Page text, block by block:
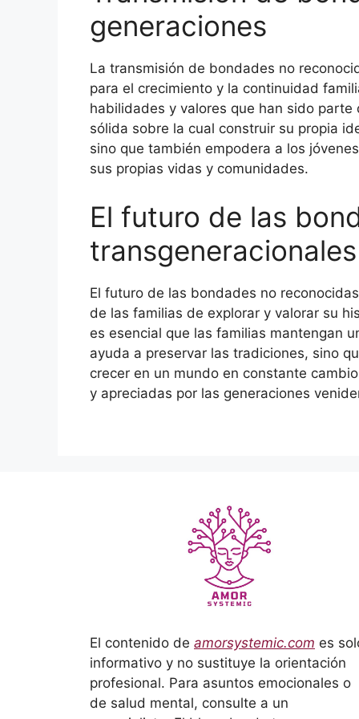
generaciones
La transmisión de bondades no
para el crecimiento y la continuidad
habilidades y valores que han sido
sólida sobre la cual construir su propia
sino que también empodera a los
sus propias vidas y comunidades.
El futuro de las
transgeneracionales
El futuro de las bondades no
de las familias de explorar y valorar su
es esencial que las familias mantengan
ayuda a preservar las tradiciones, sino
crecer en un mundo en constante
y apreciadas por las generaciones
El contenido de amorsystemic.com es
informativo y no sustituye la orientación
profesional. Para asuntos emocionales o
de salud mental, consulte a un